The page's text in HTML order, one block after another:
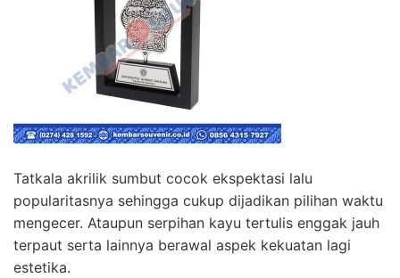
Tatkala akrilik sumbut cocok ekspektasi lalu
popularitasnya sehingga cukup dijadikan pilihan waktu
mengecer. Ataupun serpihan kayu tertulis enggak jauh
terpaut serta lainnya berawal aspek kekuatan lagi
estetika.